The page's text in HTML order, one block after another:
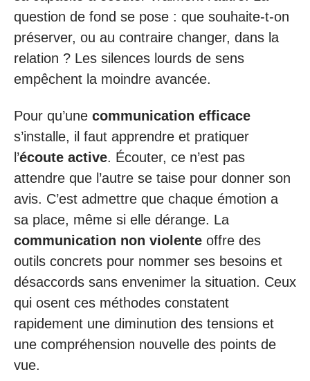
question de fond se pose : que souhaite-t-on
préserver, ou au contraire changer, dans la
relation ? Les silences lourds de sens
empêchent la moindre avancée.
Pour qu’une communication efficace
s’installe, il faut apprendre et pratiquer
l’écoute active. Écouter, ce n’est pas
attendre que l’autre se taise pour donner son
avis. C’est admettre que chaque émotion a
sa place, même si elle dérange. La
communication non violente offre des
outils concrets pour nommer ses besoins et
désaccords sans envenimer la situation. Ceux
qui osent ces méthodes constatent
rapidement une diminution des tensions et
une compréhension nouvelle des points de
vue.